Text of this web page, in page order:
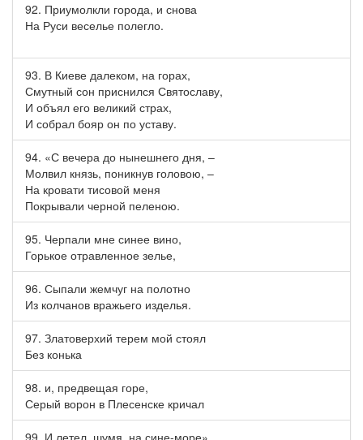
92. Приумолкли города, и снова
На Руси веселье полегло.
93. В Киеве далеком, на горах,
Смутный сон приснился Святославу,
И объял его великий страх,
И собрал бояр он по уставу.
94. «С вечера до нынешнего дня, –
Молвил князь, поникнув головою, –
На кровати тисовой меня
Покрывали черной пеленою.
95. Черпали мне синее вино,
Горькое отравленное зелье,
96. Сыпали жемчуг на полотно
Из колчанов вражьего изделья.
97. Златоверхий терем мой стоял
Без конька
98. и, предвещая горе,
Серый ворон в Плесенске кричал
99. И летел, шумя, на сине-море».